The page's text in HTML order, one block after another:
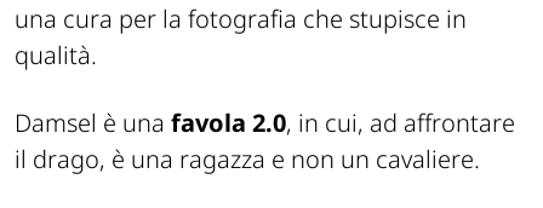
una cura per la fotografia che stupisce in
qualità.
Damsel è una favola 2.0, in cui, ad affrontare
il drago, è una ragazza e non un cavaliere.